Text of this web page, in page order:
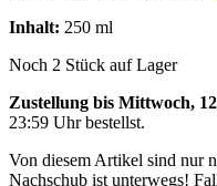
Inhalt: 250 ml
Noch 2 Stück auf Lager
Zustellung bis Mittwoch,
23:59 Uhrbestellst.
Von diesem Artikel sind nur
Nachschub ist unterwegs!